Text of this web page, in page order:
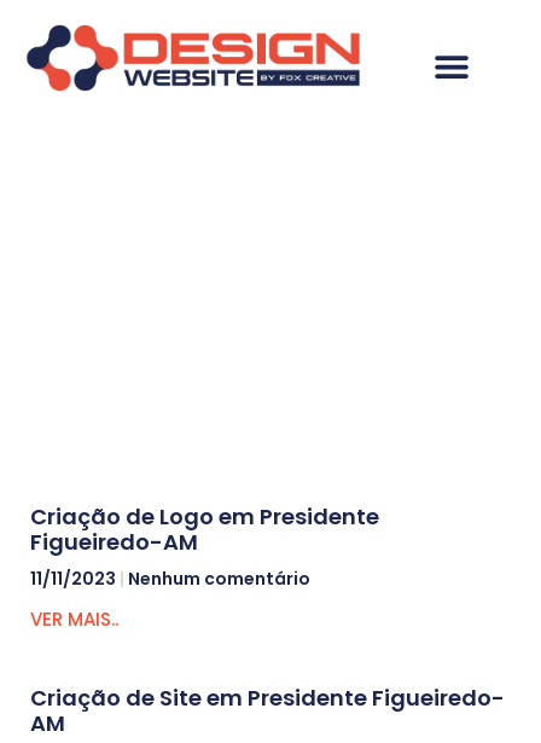
Criação de Logo em Presidente
Figueiredo-AM
11/11/2023 Nenhum comentário
VER MAIS..
Criação de Site em Presidente Figueiredo-
AM